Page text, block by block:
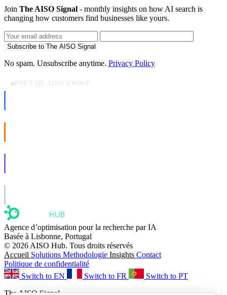
Join The AISO Signal - monthly insights on how AI search is
changing how customers find businesses like yours.
Subscribe to The AISO Signal
No spam. Unsubscribe anytime. Privacy Policy
PART OF AISO GROUP
Agence d’optimisation pour la recherche par IA
Basée à Lisbonne, Portugal
© 2026 AISO Hub. Tous droits réservés
Accueil Solutions Methodologie Insights Contact
Politique de confidentialité
Switch to EN
Switch to FR
Switch to PT